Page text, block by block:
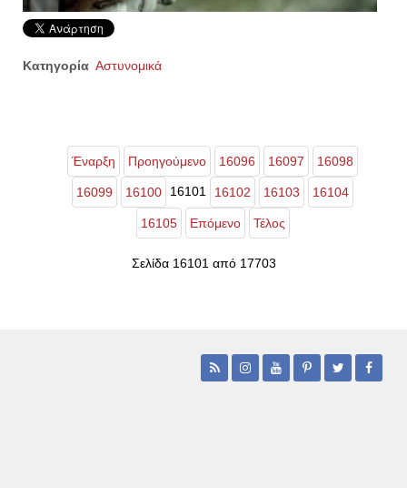
Κατηγορία Αστυνομικά
Έναρξη Προηγούμενο 16096 16097 16098
16099 16100 16101 16102 16103 16104
16105 Επόμενο Τέλος
Σελίδα 16101 από 17703